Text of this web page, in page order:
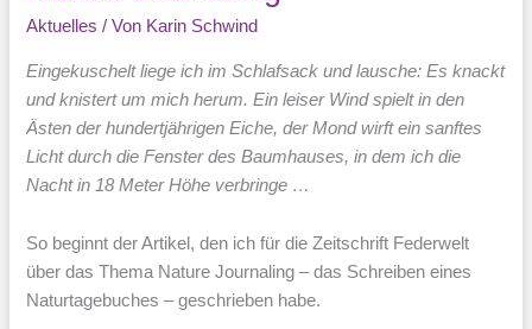
Aktuelles / Von Karin Schwind
Eingekuschelt liege ich im Schlafsack und lausche: Es knackt
und knistert um mich herum. Ein leiser Wind spielt in den
Ästen der hundertjährigen Eiche, der Mond wirft ein sanftes
Licht durch die Fenster des Baumhauses, in dem ich die
Nacht in 18 Meter Höhe verbringe …
So beginnt der Artikel, den ich für die Zeitschrift Federwelt
über das Thema Nature Journaling – das Schreiben eines
Naturtagebuches – geschrieben habe.